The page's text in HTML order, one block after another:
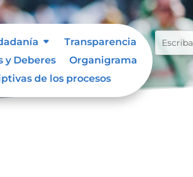
Transparencia
y Deberes
Organigrama
de los procesos